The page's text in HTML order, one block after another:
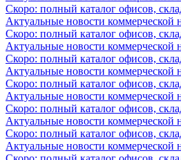
Скоро: полный каталог офисов,
Актуальные новости коммерческой
Скоро: полный каталог офисов,
Актуальные новости коммерческой
Скоро: полный каталог офисов,
Актуальные новости коммерческой
Скоро: полный каталог офисов,
Актуальные новости коммерческой
Скоро: полный каталог офисов,
Актуальные новости коммерческой
Скоро: полный каталог офисов,
Актуальные новости коммерческой